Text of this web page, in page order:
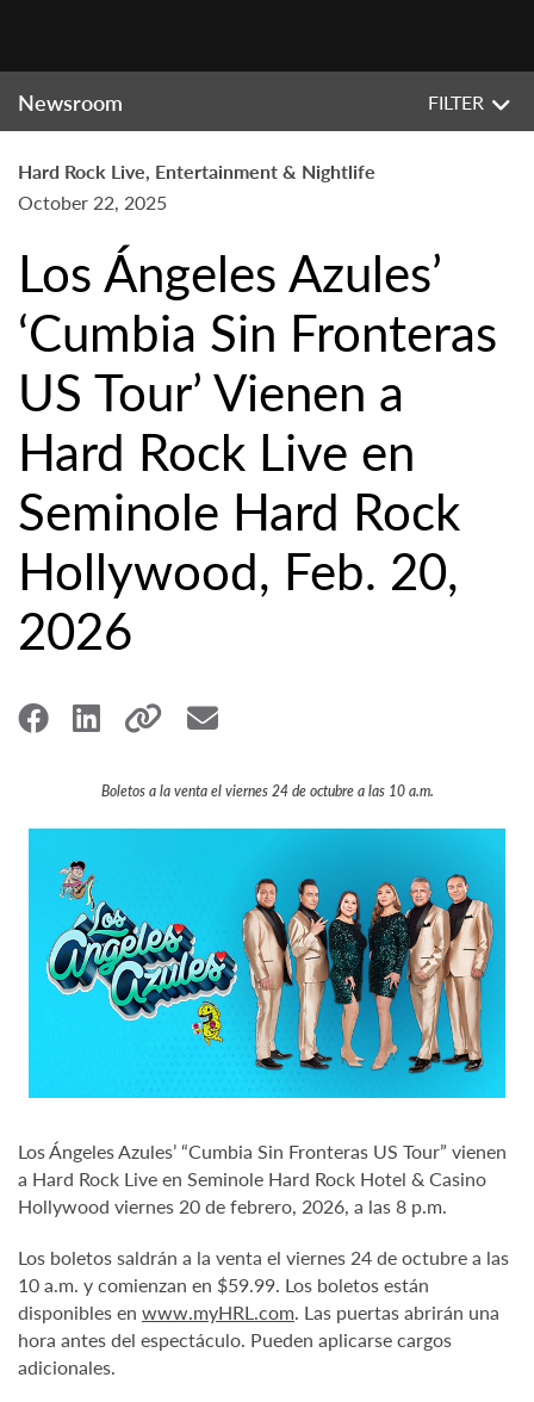
Newsroom FILTER
Hard Rock Live, Entertainment & Nightlife
October 22, 2025
Los Ángeles Azules’
‘Cumbia Sin Fronteras
US Tour’ Vienen a
Hard Rock Live en
Seminole Hard Rock
Hollywood, Feb. 20,
2026
Boletos a la venta el viernes 24 de octubre a las 10 a.m.
Los Ángeles Azules’ “Cumbia Sin Fronteras US Tour” vienen
a Hard Rock Live en Seminole Hard Rock Hotel & Casino
Hollywood viernes 20 de febrero, 2026, a las 8 p.m.
Los boletos saldrán a la venta el viernes 24 de octubre a las
10 a.m. y comienzan en $59.99. Los boletos están
disponibles en www.myHRL.com. Las puertas abrirán una
hora antes del espectáculo. Pueden aplicarse cargos
adicionales.